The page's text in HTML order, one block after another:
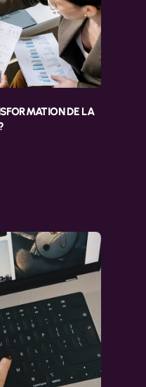
DE LA